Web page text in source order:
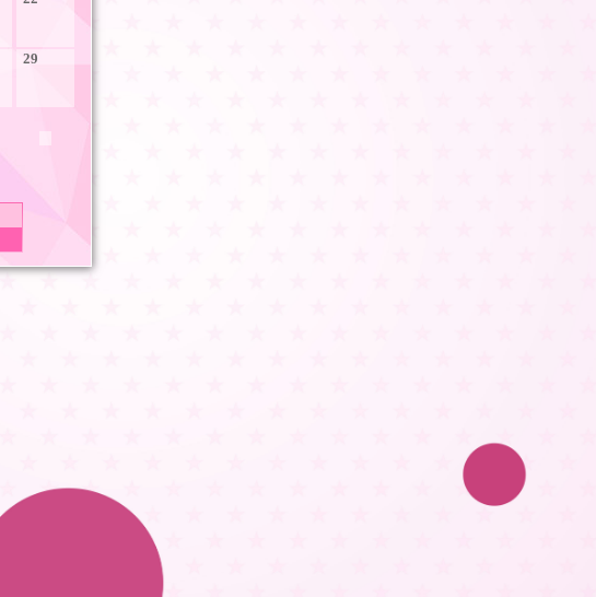
29